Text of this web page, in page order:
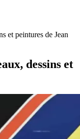
et peintures de Jean
dessins et